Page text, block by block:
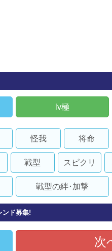
lv極
怪我 将命
戦型 スピクリ
戦型の絆･加撃
ド募集!
次